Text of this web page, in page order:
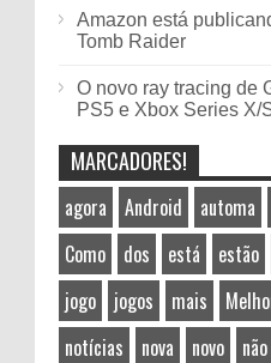
Amazon está
Tomb Raider
O novo ray tracing de
PS5 e Xbox Series X/
MARCADORES!
agora Android automa
Como
dos está estão
jogo
jogos mais
notícias
nova novo não